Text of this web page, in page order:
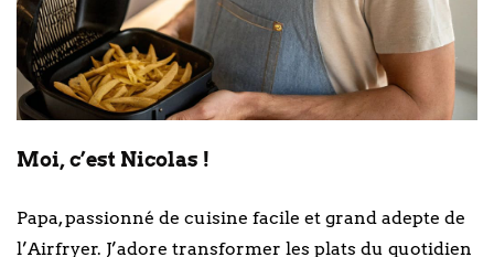
Moi, c’est Nicolas !
Papa, passionné de cuisine facile et grand adepte de
l’Airfryer. J’adore transformer les plats du quotidien